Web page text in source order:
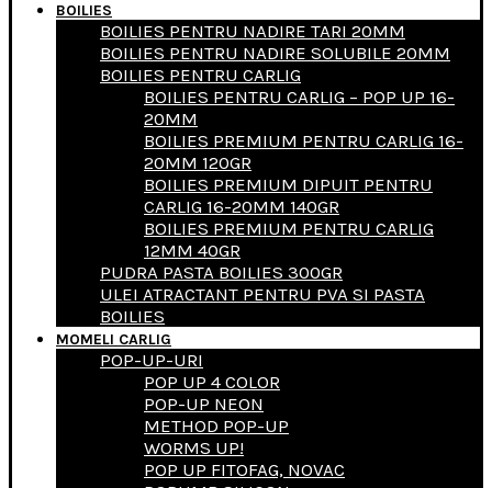
BOILIES
BOILIES PENTRU NADIRE TARI 20MM
BOILIES PENTRU NADIRE SOLUBILE 20MM
BOILIES PENTRU CARLIG
BOILIES PENTRU CARLIG – POP UP 16-
20MM
BOILIES PREMIUM PENTRU CARLIG 16-
20MM 120GR
BOILIES PREMIUM DIPUIT PENTRU
CARLIG 16-20MM 140GR
BOILIES PREMIUM PENTRU CARLIG
12MM 40GR
PUDRA PASTA BOILIES 300GR
ULEI ATRACTANT PENTRU PVA SI PASTA
BOILIES
MOMELI CARLIG
POP-UP-URI
POP UP 4 COLOR
POP-UP NEON
METHOD POP-UP
WORMS UP!
POP UP FITOFAG, NOVAC